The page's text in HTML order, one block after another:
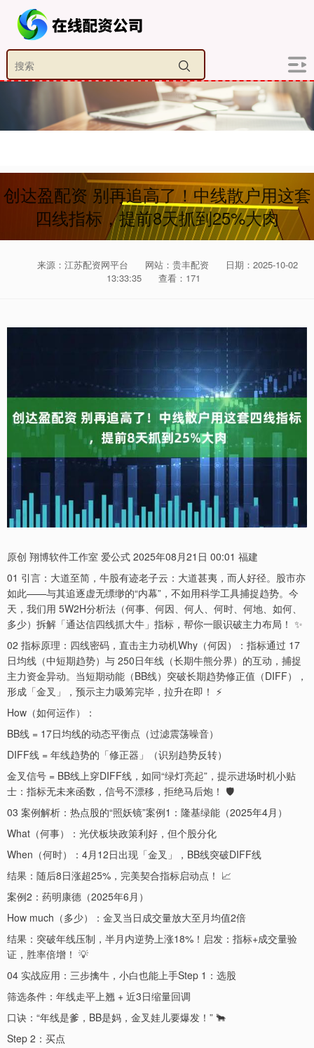
创达盈配资 别再追高了！中线散户用这套
四线指标，提前8天抓到25%大肉
来源：江苏配资网平台 网站：贵丰配资
日期：2025-10-02
13:33:35
查看：171
原创 翔博软件工作室 爱公式 2025年08月21日 00:01 福建
01 引言：大道至简，牛股有迹老子云：大道甚夷，而人好径。股市亦
如此——与其追逐虚无缥缈的“内幕”，不如用科学工具捕捉趋势。今
天，我们用 5W2H分析法（何事、何因、何人、何时、何地、如何、
多少）拆解「通达信四线抓大牛」指标，帮你一眼识破主力布局！ ✨
02 指标原理：四线密码，直击主力动机Why（何因）：指标通过 17
日均线（中短期趋势）与 250日年线（长期牛熊分界）的互动，捕捉
主力资金异动。当短期动能（BB线）突破长期趋势修正值（DIFF），
形成「金叉」，预示主力吸筹完毕，拉升在即！ ⚡
How（如何运作）：
BB线 = 17日均线的动态平衡点（过滤震荡噪音）
DIFF线 = 年线趋势的「修正器」（识别趋势反转）
金叉信号 = BB线上穿DIFF线，如同“绿灯亮起”，提示进场时机小贴
士：指标无未来函数，信号不漂移，拒绝马后炮！ 🛡️
03 案例解析：热点股的“照妖镜”案例1：隆基绿能（2025年4月）
What（何事）：光伏板块政策利好，但个股分化
When（何时）：4月12日出现「金叉」，BB线突破DIFF线
结果：随后8日涨超25%，完美契合指标启动点！ 📈
案例2：药明康德（2025年6月）
How much（多少）：金叉当日成交量放大至月均值2倍
结果：突破年线压制，半月内逆势上涨18%！启发：指标+成交量验
证，胜率倍增！ 💡
04 实战应用：三步擒牛，小白也能上手Step 1：选股
筛选条件：年线走平上翘 + 近3日缩量回调
口诀：“年线是爹，BB是妈，金叉娃儿要爆发！” 🐂
Step 2：买点